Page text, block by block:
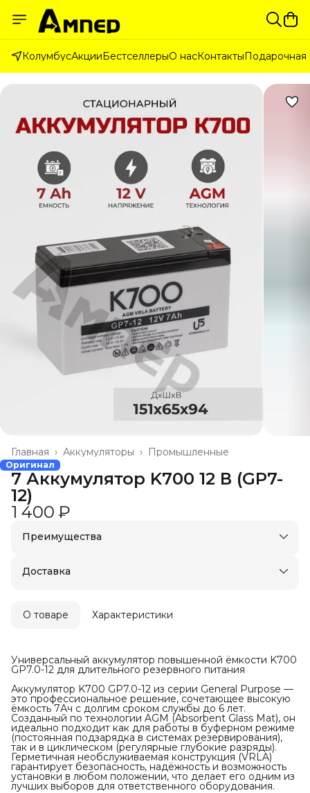
КолумбусАкцииБестселлерыО насКонтактыПодарочная
Промышленные
Аккумуляторы ›
Главная ›
Оригинал
7 Аккумулятор K700 12 В (GP7-
12)
1 400 ₽
Преимущества
Доставка в пункты выдачи или до двери
Доставка
О товаре Характеристики
Универсальный аккумулятор повышенной ёмкости K700
GP7.0-12 для длительного резервного питания
Аккумулятор K700 GP7.0-12 из серии General Purpose —
это профессиональное решение, сочетающее высокую
ёмкость 7Ач с долгим сроком службы до 6 лет.
Созданный по технологии AGM (Absorbent Glass Mat), он
идеально подходит как для работы в буферном режиме
(постоянная подзарядка в системах резервирования),
так и в циклическом (регулярные глубокие разряды).
Герметичная необслуживаемая конструкция (VRLA)
гарантирует безопасность, надёжность и возможность
установки в любом положении, что делает его одним из
лучших выборов для ответственного оборудования.